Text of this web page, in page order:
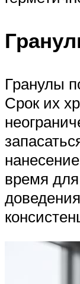
Гранулы
Срок их
время